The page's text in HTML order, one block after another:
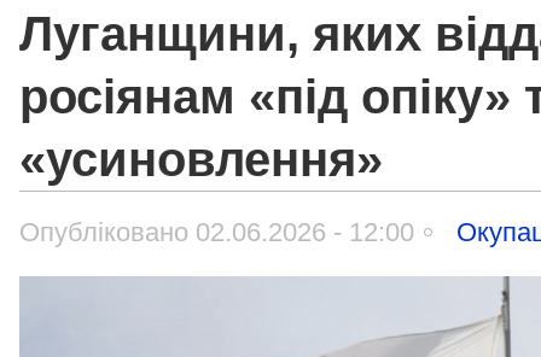
Луганщини, яких
росіянам «під опіку»
«усиновлення»
Опубліковано 02.06.2026 - 12:00